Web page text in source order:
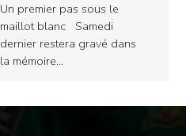
Un premier pas sous le
maillot blanc Samedi
dernier restera gravé dans
la mémoire…